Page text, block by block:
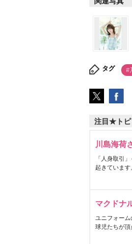
タグ #
注目★トピ
川島海荷
「人身取引
起きています
マクドナ
ユニフォー
球児たちが